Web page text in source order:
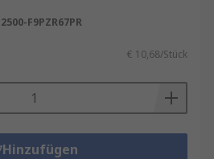
F9PZR67PR
€ 10,68/Stück
Hinzufügen